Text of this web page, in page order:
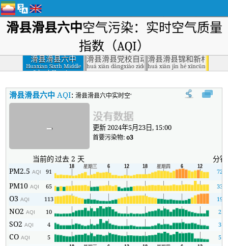
滑县滑县六中空气污染：实时空气质量
指数（AQI）
滑县滑县六中
Huaxian Sixth Middle
School, Huaxian
滑县滑县党校自动站
huá xiàn dǎngxiào zìdòng zhàn, Huaxian
滑县滑县锦和新村自动
huá xiàn jǐn hé xīncūn zìdòng
滑县滑县六中 AQI:滑县滑县六中实时空气质量指数（AQI）。
- 没有数据
更新 2024年5月23日, 15:00
首要污染物:o3
当前的过去 2 天
分钟
PM2.5AQI 91 72
PM10AQI 65 33
O3AQI 113 19
NO2AQI 10 2
SO2AQI 4 3
COAQI 5 5